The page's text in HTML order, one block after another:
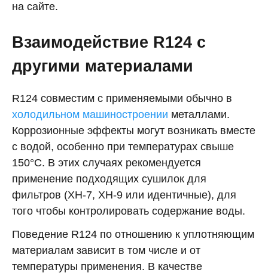
на сайте.
Взаимодействие R124 с
другими материалами
R124 совместим с применяемыми обычно в
холодильном машиностроении металлами.
Коррозионные эффекты могут возникать вместе
с водой, особенно при температурах свыше
150°C. В этих случаях рекомендуется
применение подходящих сушилок для
фильтров (XH-7, XH-9 или идентичные), для
того чтобы контролировать содержание воды.
Поведение R124 по отношению к уплотняющим
материалам зависит в том числе и от
температуры применения. В качестве